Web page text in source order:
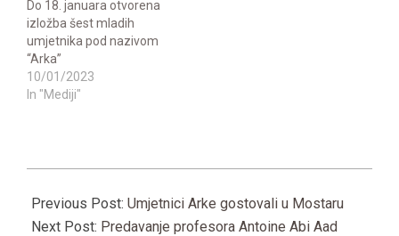
Do 18. januara otvorena
izložba šest mladih
umjetnika pod nazivom
“Arka”
10/01/2023
In "Mediji"
02-
21
Previous Post: Umjetnici Arke gostovali u Mostaru
Next Post: Predavanje profesora Antoine Abi Aad